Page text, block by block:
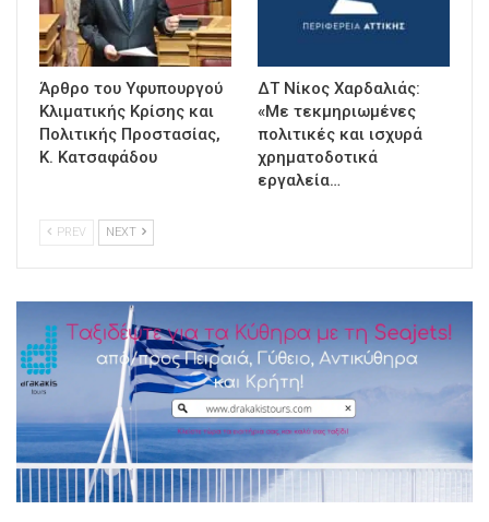
Άρθρο του Υφυπουργού
Κλιματικής Κρίσης και
Πολιτικής Προστασίας,
Κ. Κατσαφάδου
ΔΤ Νίκος Χαρδαλιάς:
«Με τεκμηριωμένες
πολιτικές και ισχυρά
χρηματοδοτικά
εργαλεία…
PREV NEXT